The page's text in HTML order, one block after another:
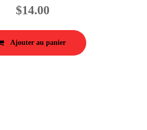
$14.00
Ajouter au panier